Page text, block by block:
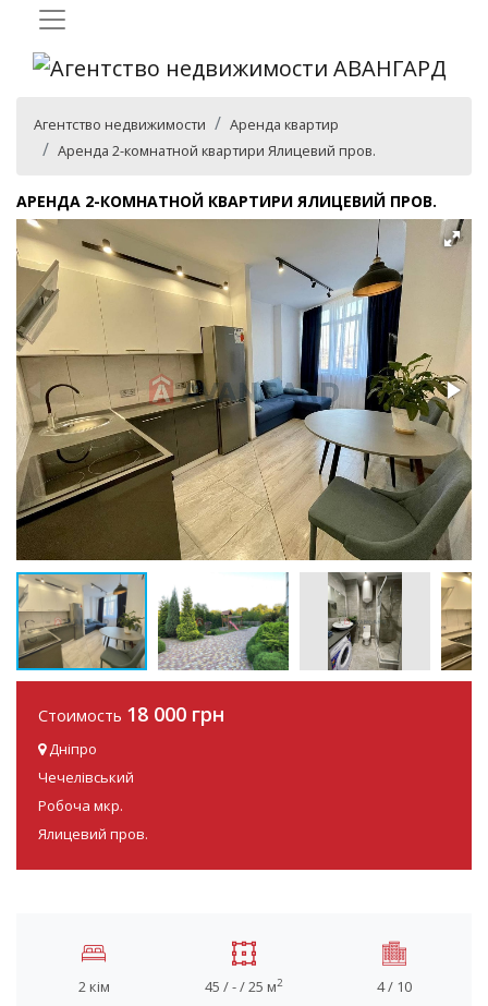
Агентство недвижимости
Аренда квартир
Аренда 2-комнатной квартири Ялицевий пров.
АРЕНДА 2-КОМНАТНОЙ КВАРТИРИ ЯЛИЦЕВИЙ ПРОВ.
Стоимость 18 000 грн
Дніпро
Чечелівський
Робоча мкр.
Ялицевий пров.
2 кім 45 / - / 25 м2 4 / 10